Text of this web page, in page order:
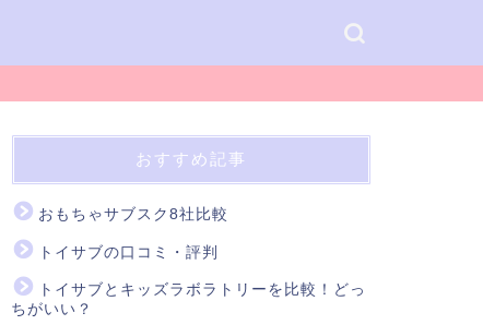
おすすめ記事
おもちゃサブスク8社比較
トイサブの口コミ・評判
トイサブとキッズラボラトリーを比較！どっ
ちがいい？